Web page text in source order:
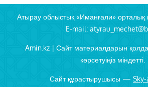
Атырау облыстық «Иманғали» орталық
E-mail:
Amin.kz | Сайт материалдарын
көрсетуіңіз міндетті.
Сайт құрастырушысы —